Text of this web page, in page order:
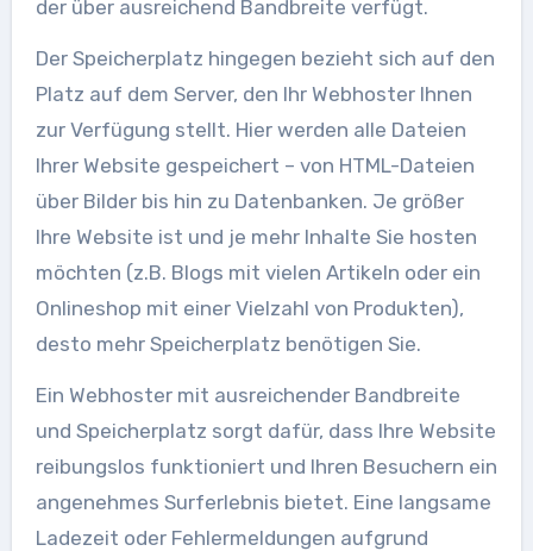
der über ausreichend Bandbreite verfügt.
Der Speicherplatz hingegen bezieht sich auf den
Platz auf dem Server, den Ihr Webhoster Ihnen
zur Verfügung stellt. Hier werden alle Dateien
Ihrer Website gespeichert – von HTML-Dateien
über Bilder bis hin zu Datenbanken. Je größer
Ihre Website ist und je mehr Inhalte Sie hosten
möchten (z.B. Blogs mit vielen Artikeln oder ein
Onlineshop mit einer Vielzahl von Produkten),
desto mehr Speicherplatz benötigen Sie.
Ein Webhoster mit ausreichender Bandbreite
und Speicherplatz sorgt dafür, dass Ihre Website
reibungslos funktioniert und Ihren Besuchern ein
angenehmes Surferlebnis bietet. Eine langsame
Ladezeit oder Fehlermeldungen aufgrund